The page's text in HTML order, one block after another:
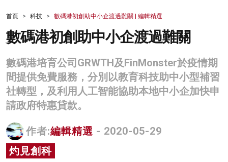
財經
生活
商業
科技
名家榜
灼見活動
首頁 科技 數碼港初創助中小企渡過難關 | 編輯精選
數碼港初創助中小企渡過難關
數碼港培育公司GRWTH及FinMonster於疫情期
間提供免費服務，分別以教育科技助中小型補習
社轉型，及利用人工智能協助本地中小企加快申
請政府特惠貸款。
作者:編輯精選 - 2020-05-29
灼見創科